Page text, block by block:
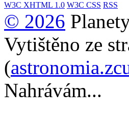
W3C XHTML 1.0 W3C CSS RSS
© 2026
Vytištěno ze
(
Nahrávám...